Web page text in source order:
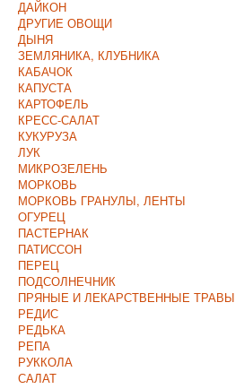
ДАЙКОН
ДРУГИЕ ОВОЩИ
ДЫНЯ
ЗЕМЛЯНИКА, КЛУБНИКА
КАБАЧОК
КАПУСТА
КАРТОФЕЛЬ
КРЕСС-САЛАТ
КУКУРУЗА
ЛУК
МИКРОЗЕЛЕНЬ
МОРКОВЬ
МОРКОВЬ ГРАНУЛЫ, ЛЕНТЫ
ОГУРЕЦ
ПАСТЕРНАК
ПАТИССОН
ПЕРЕЦ
ПОДСОЛНЕЧНИК
ПРЯНЫЕ И ЛЕКАРСТВЕННЫЕ ТРАВЫ
РЕДИС
РЕДЬКА
РЕПА
РУККОЛА
САЛАТ